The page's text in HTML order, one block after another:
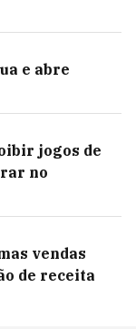
e abre
jogos de
no
vendas
de receita